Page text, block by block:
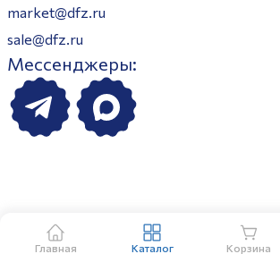
market@dfz.ru
sale@dfz.ru
Мессенджеры:
Главная Каталог Корзина